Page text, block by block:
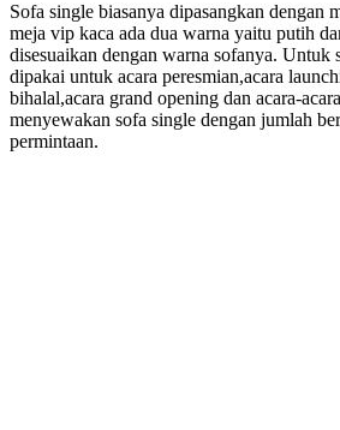
Sofa single biasanya dipasangkan dengan
meja vip kaca ada dua warna yaitu putih
disesuaikan dengan warna sofanya. Untuk
dipakai untuk acara peresmian,acara
bihalal,acara grand opening dan acara-
menyewakan sofa single dengan jumlah
permintaan.